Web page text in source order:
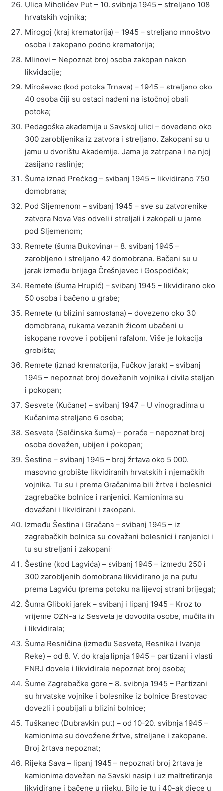
Ulica Miholićev Put – 10. svibnja 1945 – streljano 108
hrvatskih vojnika;
Mirogoj (kraj krematorija) – 1945 – streljano mnoštvo
osoba i zakopano podno krematorija;
Mlinovi – Nepoznat broj osoba zakopan nakon
likvidacije;
Miroševac (kod potoka Trnava) – 1945 – streljano oko
40 osoba čiji su ostaci nađeni na istočnoj obali
potoka;
Pedagoška akademija u Savskoj ulici – dovedeno oko
300 zarobljenika iz zatvora i streljano. Zakopani su u
jamu u dvorištu Akademije. Jama je zatrpana i na njoj
zasijano raslinje;
Šuma iznad Prečkog – svibanj 1945 – likvidirano 750
domobrana;
Pod Sljemenom – svibanj 1945 – sve su zatvorenike
zatvora Nova Ves odveli i streljali i zakopali u jame
pod Sljemenom;
Remete (šuma Bukovina) – 8. svibanj 1945 –
zarobljeno i streljano 42 domobrana. Bačeni su u
jarak između brijega Črešnjevec i Gospodiček;
Remete (šuma Hrupić) – svibanj 1945 – likvidirano oko
50 osoba i bačeno u grabe;
Remete (u blizini samostana) – dovezeno oko 30
domobrana, rukama vezanih žicom ubačeni u
iskopane rovove i pobijeni rafalom. Više je lokacija
grobišta;
Remete (iznad krematorija, Fučkov jarak) – svibanj
1945 – nepoznat broj doveženih vojnika i civila steljan
i pokopan;
Sesvete (Kučane) – svibanj 1947 – U vinogradima u
Kučanima streljano 6 osoba;
Sesvete (Selčinska šuma) – poraće – nepoznat broj
osoba dovežen, ubijen i pokopan;
Šestine – svibanj 1945 – broj žrtava oko 5 000.
masovno grobište likvidiranih hrvatskih i njemačkih
vojnika. Tu su i prema Gračanima bili žrtve i bolesnici
zagrebačke bolnice i ranjenici. Kamionima su
dovažani i likvidirani i zakopani.
Između Šestina i Gračana – svibanj 1945 – iz
zagrebačkih bolnica su dovažani bolesnici i ranjenici i
tu su streljani i zakopani;
Šestine (kod Lagvića) – svibanj 1945 – između 250 i
300 zarobljenih domobrana likvidirano je na putu
prema Lagviću (prema potoku na lijevoj strani brijega);
Šuma Gliboki jarek – svibanj i lipanj 1945 – Kroz to
vrijeme OZN-a iz Sesveta je dovodila osobe, mučila ih
i likvidirala;
Šuma Resničina (između Sesveta, Resnika i Ivanje
Reke) – od 8. V. do kraja lipnja 1945 – partizani i vlasti
FNRJ dovele i likvidirale nepoznat broj osoba;
Šume Zagrebačke gore – 8. svibnja 1945 – Partizani
su hrvatske vojnike i bolesnike iz bolnice Brestovac
dovezli i poubijali u blizini bolnice;
Tuškanec (Dubravkin put) – od 10-20. svibnja 1945 –
kamionima su dovožene žrtve, streljane i zakopane.
Broj žrtava nepoznat;
Rijeka Sava – lipanj 1945 – nepoznati broj žrtava je
kamionima dovežen na Savski nasip i uz maltretiranje
likvidirane i bačene u rijeku. Bilo je tu i 40-ak djece u